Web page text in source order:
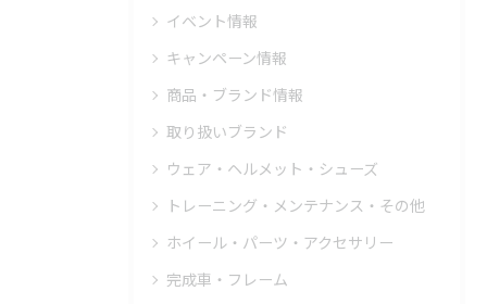
イベント情報
キャンペーン情報
商品・ブランド情報
取り扱いブランド
ウェア・ヘルメット・シューズ
トレーニング・メンテナンス・その他
ホイール・パーツ・アクセサリー
完成車・フレーム